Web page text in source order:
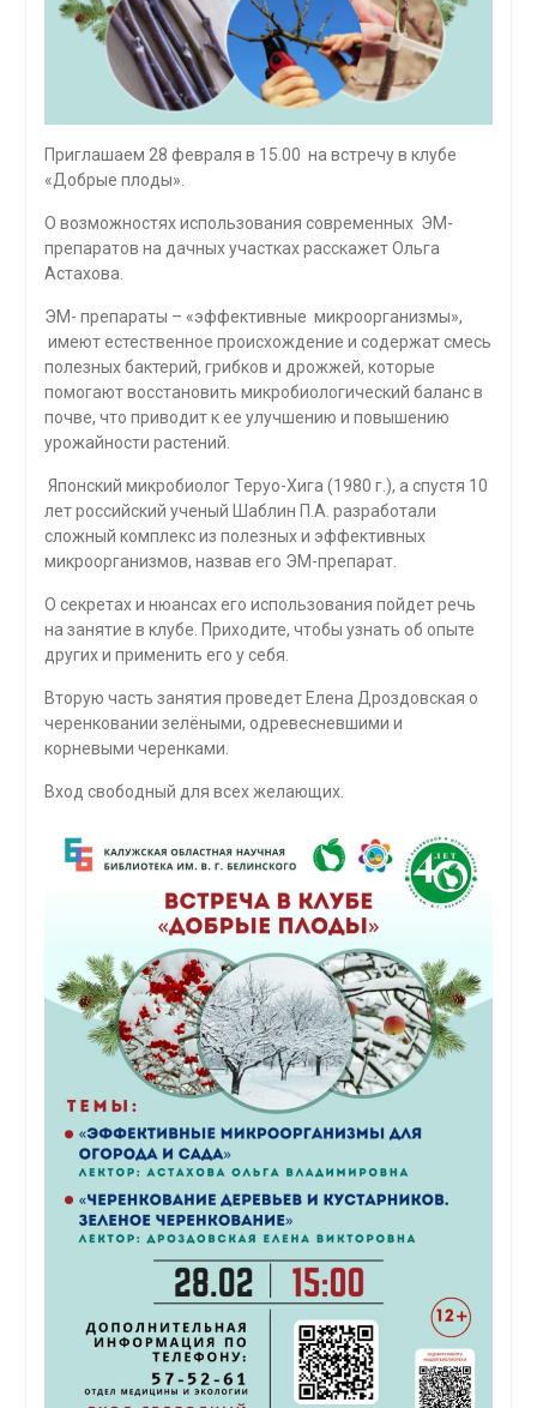
Приглашаем 28 февраля в 15.00 на встречу в клубе
«Добрые плоды».
О возможностях использования современных ЭМ-
препаратов на дачных участках расскажет Ольга
Астахова.
ЭМ- препараты – «эффективные микроорганизмы»,
имеют естественное происхождение и содержат смесь
полезных бактерий, грибков и дрожжей, которые
помогают восстановить микробиологический баланс в
почве, что приводит к ее улучшению и повышению
урожайности растений.
Японский микробиолог Теруо-Хига (1980 г.), а спустя 10
лет российский ученый Шаблин П.А. разработали
сложный комплекс из полезных и эффективных
микроорганизмов, назвав его ЭМ-препарат.
О секретах и нюансах его использования пойдет речь
на занятие в клубе. Приходите, чтобы узнать об опыте
других и применить его у себя.
Вторую часть занятия проведет Елена Дроздовская о
черенковании зелёными, одревесневшими и
корневыми черенками.
Вход свободный для всех желающих.